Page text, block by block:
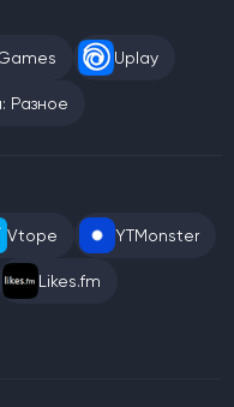
Uplay
Разное
Vtope YTMonster
Likes.fm